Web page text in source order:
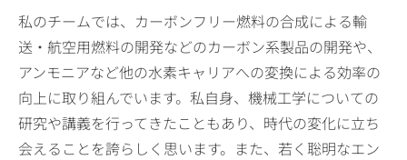
私のチームでは、カーボンフリー燃料の合成による輸
送・航空用燃料の開発などのカーボン系製品の開発や、
アンモニアなど他の水素キャリアへの変換による効率の
向上に取り組んでいます。私自身、機械工学についての
研究や講義を行ってきたこともあり、時代の変化に立ち
会えることを誇らしく思います。また、若く聡明なエン